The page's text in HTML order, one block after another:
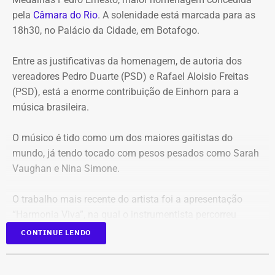
Mudança brusca na estratégia de investimento: a
20% logo na primeira reunião da nova gestão,
desrespeitando os estudos técnicos e pareceres da
consultoria financeira contratada, que desaconselhavam
o investimento de longo prazo.
previdenciários por 10 anos em uma instituição que
possuía rating B+ (grau especulativo com alto risco de
inadimplência), violando princípios de segurança e
Alteração regimental retroativa: a gestão do Itaprevi
exigência de que instituições financeiras recebedoras de
recursos tivessem rating mínimo A.
pela Câmara do Rio. A solenidade está marcada para as
18h30, no Palácio da Cidade, em Botafogo.
Entre as justificativas da homenagem, de autoria dos
vereadores Pedro Duarte (PSD) e Rafael Aloisio Freitas
(PSD), está a enorme contribuição de Einhorn para a
música brasileira.
O músico é tido como um dos maiores gaitistas do
mundo, já tendo tocado com pesos pesados como Sarah
Vaughan e Nina Simone.
O trabalho mais recente do artista foi a apresentação
diversas unidades pelo Sesc na cidade do Rio.
CONTINUE LENDO